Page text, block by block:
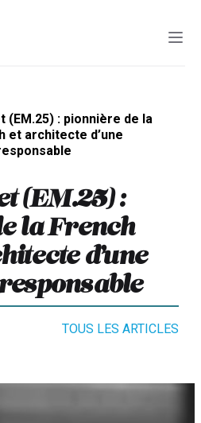
(EM.25) : pionnière de la
et architecte d’une
(EM.25) :
la French
d’une
TOUS LES ARTICLES